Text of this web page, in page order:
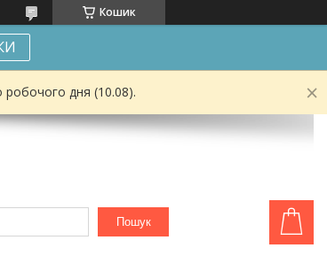
Кошик
робочого дня (10.08).
Пошук